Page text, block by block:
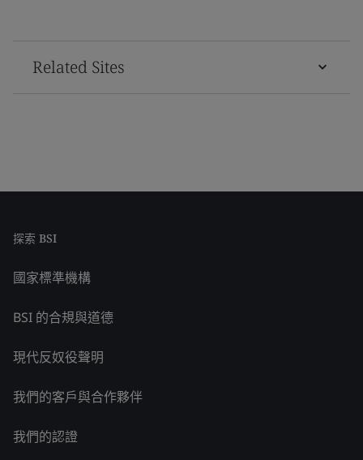
Related Sites
探索 BSI
國家標準機構
BSI 的合規與道德
現代反奴役聲明
我們的客戶與合作夥伴
我們的認證